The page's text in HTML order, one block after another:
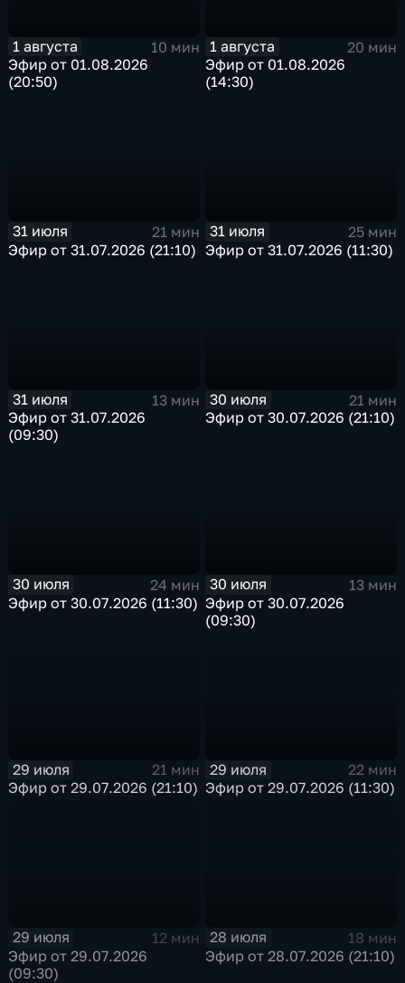
1 августа
10 мин
Эфир от 01.08.2026
(20:50)
1 августа
20 мин
Эфир от 01.08.2026
(14:30)
31 июля
21 мин
Эфир от 31.07.2026 (21:10)
31 июля
25 мин
Эфир от 31.07.2026 (11:30)
31 июля
13 мин
Эфир от 31.07.2026
(09:30)
30 июля
21 мин
Эфир от 30.07.2026 (21:10)
30 июля
24 мин
Эфир от 30.07.2026 (11:30)
30 июля
13 мин
Эфир от 30.07.2026
(09:30)
29 июля
21 мин
Эфир от 29.07.2026 (21:10)
29 июля
22 мин
Эфир от 29.07.2026 (11:30)
29 июля
12 мин
Эфир от 29.07.2026
(09:30)
28 июля
18 мин
Эфир от 28.07.2026 (21:10)